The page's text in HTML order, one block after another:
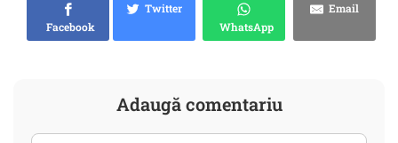
Facebook
Twitter
WhatsApp
Email
Adaugă comentariu